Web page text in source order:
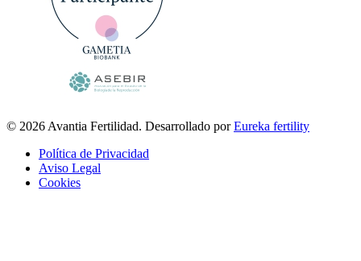
© 2026 Avantia Fertilidad. Desarrollado porEureka fertility
Política de Privacidad
Aviso Legal
Cookies